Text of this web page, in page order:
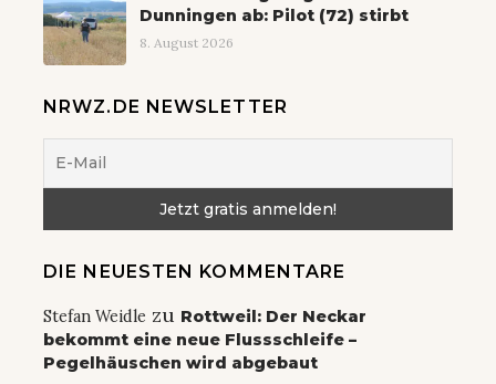
Dunningen ab: Pilot (72) stirbt
8. August 2026
NRWZ.DE NEWSLETTER
DIE NEUESTEN KOMMENTARE
Stefan Weidle zu Rottweil: Der Neckar
bekommt eine neue Flussschleife –
Pegelhäuschen wird abgebaut